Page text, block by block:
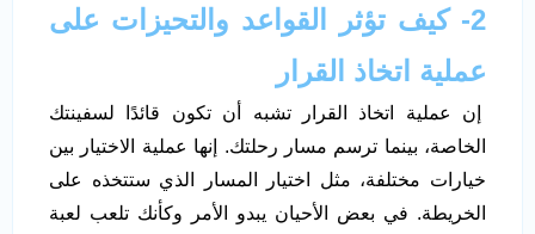
2- كيف تؤثر القواعد والتحيزات على
عملية اتخاذ القرار
إن عملية اتخاذ القرار تشبه أن تكون قائدًا لسفينتك
الخاصة، بينما ترسم مسار رحلتك. إنها عملية الاختيار بين
خيارات مختلفة، مثل اختيار المسار الذي ستتخذه على
الخريطة. في بعض الأحيان يبدو الأمر وكأنك تلعب لعبة